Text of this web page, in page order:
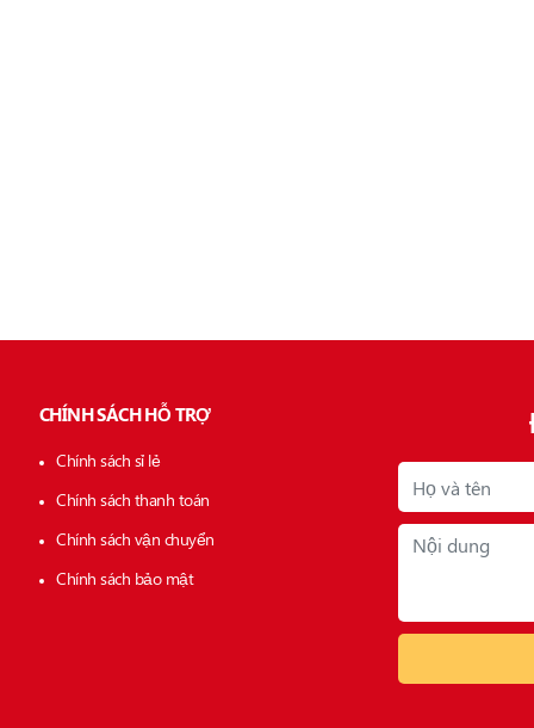
CHÍNH SÁCH HỖ TRỢ
Chính sách sỉ lẻ
Chính sách thanh toán
Chính sách vận chuyển
Chính sách bảo mật